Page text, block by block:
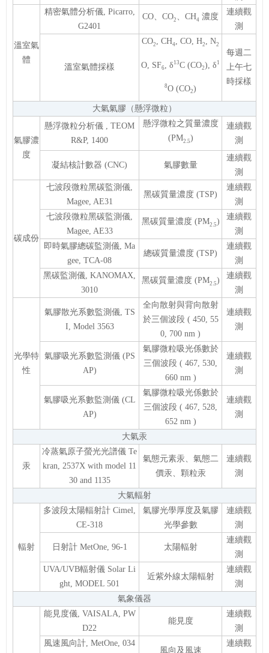
溫室氣
體
精密氣體分析儀, Picarro,
G2401
CO、CO2 、CH4 濃度
連續觀
測
溫室氣體採樣
CO2 , CH4, CO, H2 , N2
O, SF6 , δ 13C (CO2), δ 1
8O (CO2)
每週二
上午七
時採樣
大氣氣膠（懸浮微粒）
氣膠濃
度
懸浮微粒分析儀 , TEOM
R&P, 1400
懸浮微粒之質量濃度
(PM2.5)
連續觀
測
凝結核計數器 (CNC) 氣膠數量
連續觀
測
碳成份
七波段微粒黑碳監測儀,
Magee, AE31
黑碳質量濃度 (TSP)
連續觀
測
七波段微粒黑碳監測儀,
Magee, AE33
黑碳質量濃度 (PM2.5)
連續觀
測
即時氣膠總碳監測儀, Ma
gee, TCA-08
總碳質量濃度 (TSP)
連續觀
測
黑碳監測儀, KANOMAX,
3010
黑碳質量濃度 (PM2.5)
連續觀
測
光學特
性
氣膠散光系數監測儀, TS
I, Model 3563
全向散射與背向散射
於三個波段 ( 450, 55
0, 700 nm )
連續觀
測
氣膠吸光系數監測儀 (PS
AP)
氣膠微粒吸光係數於
三個波段 ( 467, 530,
660 nm )
連續觀
測
氣膠吸光系數監測儀 (CL
AP)
氣膠微粒吸光係數於
三個波段 ( 467, 528,
652 nm )
連續觀
測
大氣汞
汞
冷蒸氣原子螢光光譜儀 Te
kran, 2537X with model 11
30 and 1135
氣態元素汞、氣態二
價汞、顆粒汞
連續觀
測
大氣輻射
輻射
多波段太陽輻射計 Cimel,
CE-318
氣膠光學厚度及氣膠
光學參數
連續觀
測
日射計 MetOne, 96-1 太陽輻射
連續觀
測
UVA/UVB輻射儀 Solar Li
ght, MODEL 501
近紫外線太陽輻射
連續觀
測
氣象儀器
能見度儀, VAISALA, PW
D22
能見度
連續觀
測
風速風向計, MetOne, 034
風向及風速
連續觀